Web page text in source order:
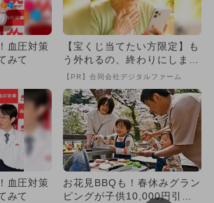
血圧対策
みて
【宝くじ当てたい方限定】も
う外れるの、終わりにしませ
んか
【PR】合同会社デジタルファーム
血圧対策
みて
お花見BBQも！春休みグラン
ピングが子供10,000円引